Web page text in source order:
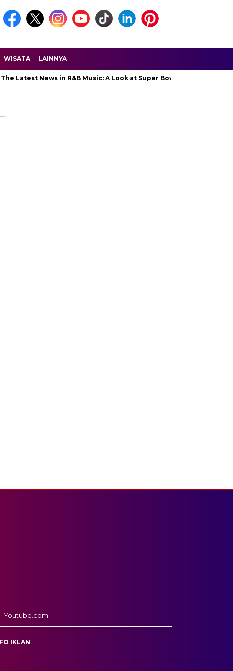
WISATA LAINNYA
Latest News in R&B Music: A Look at Super Bowl Performances,
Youtube.com
IKLAN